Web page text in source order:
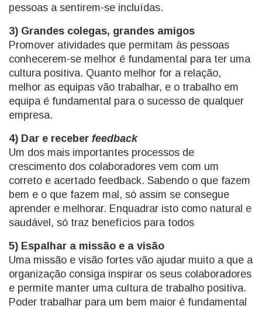
pessoas a sentirem-se incluídas.
3) Grandes colegas, grandes amigos
Promover atividades que permitam às pessoas
conhecerem-se melhor é fundamental para ter uma
cultura positiva. Quanto melhor for a relação,
melhor as equipas vão trabalhar, e o trabalho em
equipa é fundamental para o sucesso de qualquer
empresa.
4) Dar e receber feedback
Um dos mais importantes processos de
crescimento dos colaboradores vem com um
correto e acertado feedback. Sabendo o que fazem
bem e o que fazem mal, só assim se consegue
aprender e melhorar. Enquadrar isto como natural e
saudável, só traz benefícios para todos
5) Espalhar a missão e a visão
Uma missão e visão fortes vão ajudar muito a que a
organização consiga inspirar os seus colaboradores
e permite manter uma cultura de trabalho positiva.
Poder trabalhar para um bem maior é fundamental